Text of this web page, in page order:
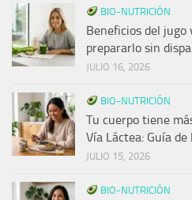
BIO-NUTRICIÓN
Beneficios del jugo
prepararlo sin
JULIO 16, 2026
BIO-NUTRICIÓN
Tu cuerpo tiene
Vía Láctea: Guía
JULIO 15, 2026
BIO-NUTRICIÓN